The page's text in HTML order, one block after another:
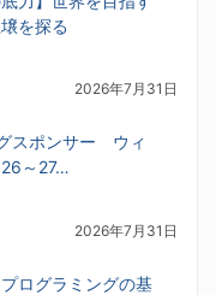
を探る
2026年7月31日
スポンサー ウィ
～27…
2026年7月31日
ログラミングの基